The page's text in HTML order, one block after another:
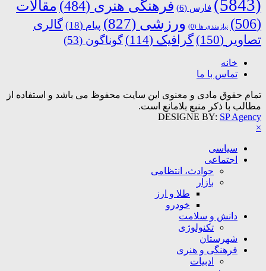
(5843)
فارس (6) فرهنگی هنری (484)
مقالات
(506)
نیازمندی ها (0) ورزشی (827) پیام (18)
گالری
تصاویر (150) گرافیک (114) گوناگون (53)
خانه
تماس با ما
تمام حقوق مادی و معنوی این سایت محفوظ می باشد و استفاده از
مطالب با ذکر منبع بلامانع است.
DESIGNE BY: SP Agency
×
سیاسی
اجتماعی
حوادث، انتظامی
بازار
طلا و ارز
خودرو
دانش و سلامت
تکنولوژی
شهرستان
فرهنگی و هنری
ادبیات